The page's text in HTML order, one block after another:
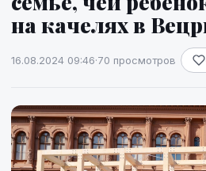
на качелях в
16.08.2024 09:46·70 просмотров